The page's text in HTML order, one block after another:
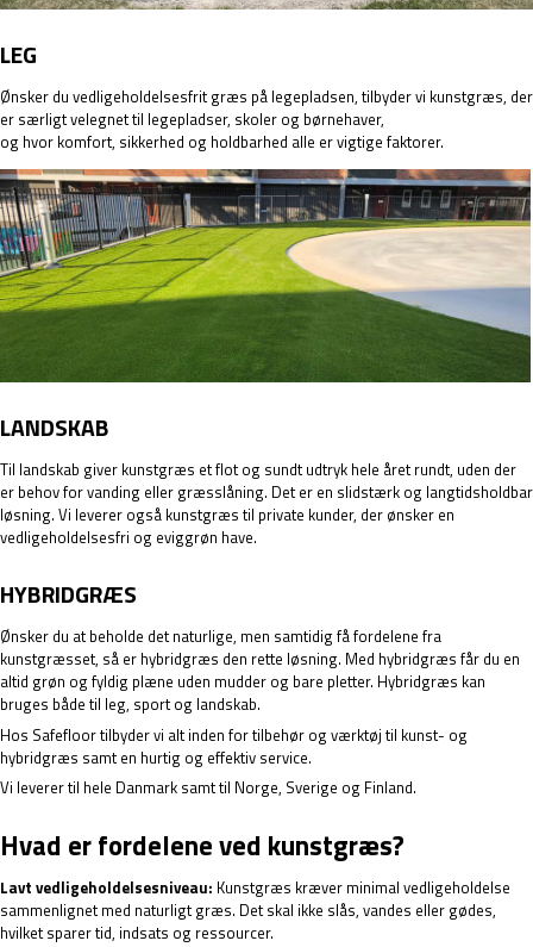
LEG
Ønsker du vedligeholdelsesfrit græs på legepladsen, tilbyder vi kunstgræs, der
er særligt velegnet til legepladser, skoler og børnehaver,
og hvor komfort, sikkerhed og holdbarhed alle er vigtige faktorer.
LANDSKAB
Til landskab giver kunstgræs et flot og sundt udtryk hele året rundt, uden der
er behov for vanding eller græsslåning. Det er en slidstærk og langtidsholdbar
løsning. Vi leverer også kunstgræs til private kunder, der ønsker en
vedligeholdelsesfri og eviggrøn have.
HYBRIDGRÆS
Ønsker du at beholde det naturlige, men samtidig få fordelene fra
kunstgræsset, så er hybridgræs den rette løsning. Med hybridgræs får du en
altid grøn og fyldig plæne uden mudder og bare pletter. Hybridgræs kan
bruges både til leg, sport og landskab.
Hos Safefloor tilbyder vi alt inden for tilbehør og værktøj til kunst- og
hybridgræs samt en hurtig og effektiv service.
Vi leverer til hele Danmark samt til Norge, Sverige og Finland.
Hvad er fordelene ved kunstgræs?
Lavt vedligeholdelsesniveau: Kunstgræs kræver minimal vedligeholdelse
sammenlignet med naturligt græs. Det skal ikke slås, vandes eller gødes,
hvilket sparer tid, indsats og ressourcer.